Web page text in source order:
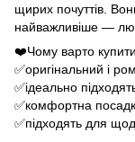
щирих почуттів.
найважливіше —
❤️Чому варто
✅оригінальний і
✅ідеально
✅комфортна
✅підходять для